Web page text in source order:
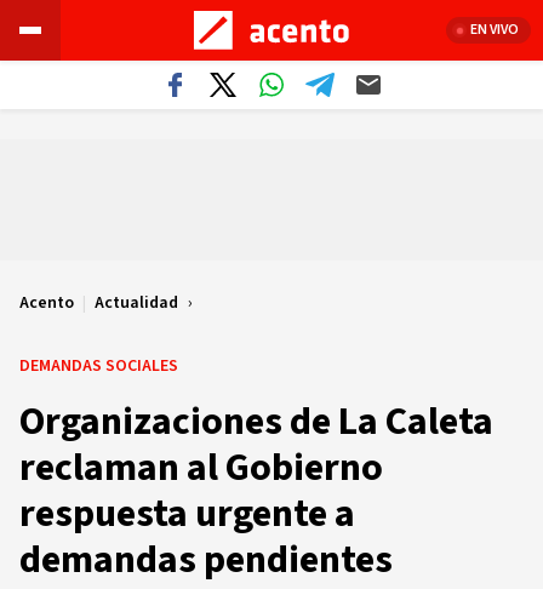
EN VIVO
Acento | Actualidad
DEMANDAS SOCIALES
Organizaciones de La Caleta
reclaman al Gobierno
respuesta urgente a
demandas pendientes